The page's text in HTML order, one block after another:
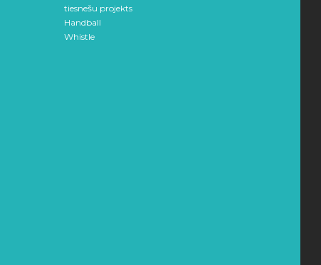
tiesnešu projekts
Handball
Whistle